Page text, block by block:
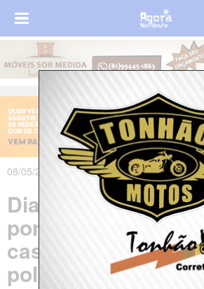
08/05/2024 às 21h07m - Atualizado em 09/
Diarista é
por companheiro
casa; suspeito é
polícia